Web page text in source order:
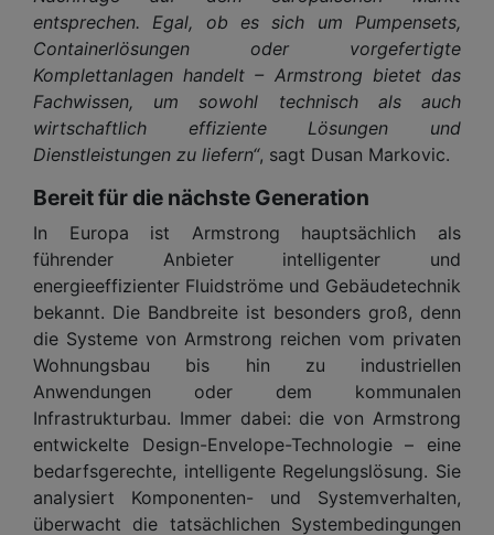
entsprechen. Egal, ob es sich um Pumpensets,
Containerlösungen oder vorgefertigte
Komplettanlagen handelt – Armstrong bietet das
Fachwissen, um sowohl technisch als auch
wirtschaftlich effiziente Lösungen und
Dienstleistungen zu liefern“, sagt Dusan Markovic.
Bereit für die nächste Generation
In Europa ist Armstrong hauptsächlich als
führender Anbieter intelligenter und
energieeffizienter Fluidströme und Gebäudetechnik
bekannt. Die Bandbreite ist besonders groß, denn
die Systeme von Armstrong reichen vom privaten
Wohnungsbau bis hin zu industriellen
Anwendungen oder dem kommunalen
Infrastrukturbau. Immer dabei: die von Armstrong
entwickelte Design-Envelope-Technologie – eine
bedarfsgerechte, intelligente Regelungslösung. Sie
analysiert Komponenten- und Systemverhalten,
überwacht die tatsächlichen Systembedingungen